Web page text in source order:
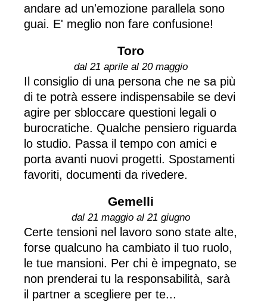
andare ad un'emozione parallela sono
guai. E' meglio non fare confusione!
Toro
dal 21 aprile al 20 maggio
Il consiglio di una persona che ne sa più
di te potrà essere indispensabile se devi
agire per sbloccare questioni legali o
burocratiche. Qualche pensiero riguarda
lo studio. Passa il tempo con amici e
porta avanti nuovi progetti. Spostamenti
favoriti, documenti da rivedere.
Gemelli
dal 21 maggio al 21 giugno
Certe tensioni nel lavoro sono state alte,
forse qualcuno ha cambiato il tuo ruolo,
le tue mansioni. Per chi è impegnato, se
non prenderai tu la responsabilità, sarà
il partner a scegliere per te...